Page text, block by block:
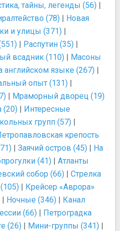
тайны, легенды (56) |
(78) | Новая
и улицы (371) |
| Распутин (35) |
всадник (110) | Масоны
английском языке (267) |
опыт (131) |
| Мраморный дворец (19)
(20) | Интересные
групп (57) |
крепость
| Заячий остров (45) | На
(41) | Атланты
собор (66) | Стрелка
| Крейсер «Аврора»
| Ночные (346) | Канал
(66) | Петроградка
(26) | Мини-группы (341) |